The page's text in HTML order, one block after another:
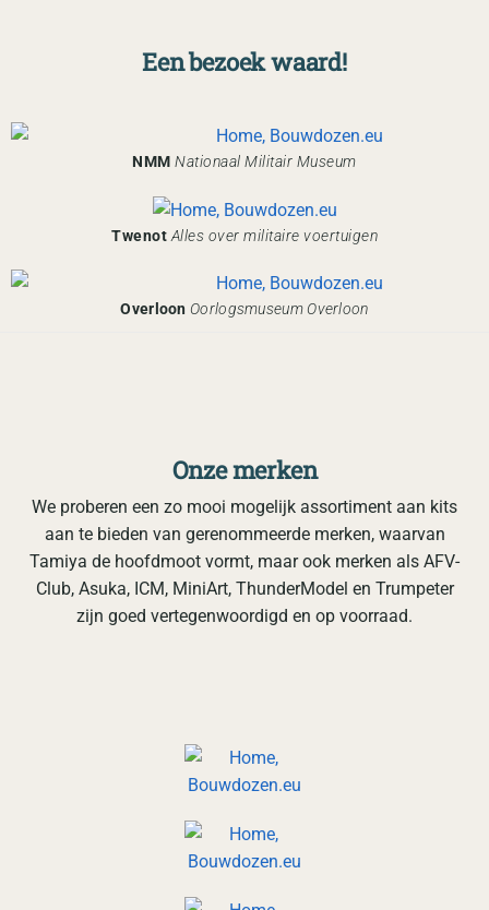
Een bezoek waard!
NMM Nationaal Militair Museum
TwenotAlles over militaire voertuigen
Overloon Oorlogsmuseum Overloon
Onze merken
We proberen een zo mooi mogelijk assortiment aan kits
aan te bieden van gerenommeerde merken, waarvan
Tamiya de hoofdmoot vormt, maar ook merken als AFV-
Club, Asuka, ICM, MiniArt, ThunderModel en Trumpeter
zijn goed vertegenwoordigd en op voorraad.